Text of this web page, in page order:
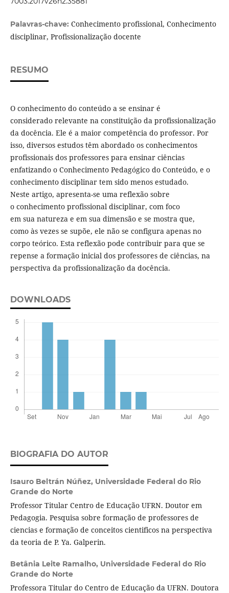
Palavras-chave: Conhecimento profissional, Conhecimento
disciplinar, Profissionalização docente
RESUMO
O conhecimento do conteúdo a se ensinar é
considerado relevante na constituição da profissionalização
da docência. Ele é a maior competência do professor. Por
isso, diversos estudos têm abordado os conhecimentos
profissionais dos professores para ensinar ciências
enfatizando o Conhecimento Pedagógico do Conteúdo, e o
conhecimento disciplinar tem sido menos estudado.
Neste artigo, apresenta-se uma reflexão sobre
o conhecimento profissional disciplinar, com foco
em sua natureza e em sua dimensão e se mostra que,
como às vezes se supõe, ele não se configura apenas no
corpo teórico. Esta reflexão pode contribuir para que se
repense a formação inicial dos professores de ciências, na
perspectiva da profissionalização da docência.
DOWNLOADS
BIOGRAFIA DO AUTOR
Isauro Beltrán Núñez, Universidade Federal do Rio
Grande do Norte
Professor Titular Centro de Educação UFRN. Doutor em
Pedagogia. Pesquisa sobre formação de professores de
ciencias e formação de conceitos cientificos na perspectiva
da teoria de P. Ya. Galperin.
Betânia Leite Ramalho, Universidade Federal do Rio
Grande do Norte
Professora Titular do Centro de Educação da UFRN. Doutora